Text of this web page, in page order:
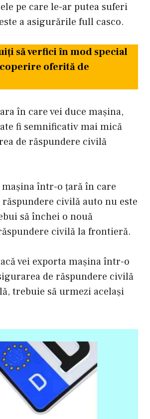
pe care le-ar putea suferi
a asigurările full casco.
să verfici în mod special
oferită de
în care vei duce mașina,
fi semnificativ mai mică
de răspundere civilă
mașina într-o țară în care
civilă auto nu este
să închei o nouă
civilă la frontieră.
vei exporta mașina într-o
de răspundere civilă
trebuie să urmezi același